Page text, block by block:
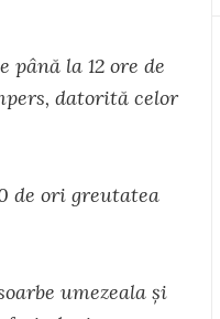
până la 12 ore de
datorită celor
ori greutatea
umezeala şi